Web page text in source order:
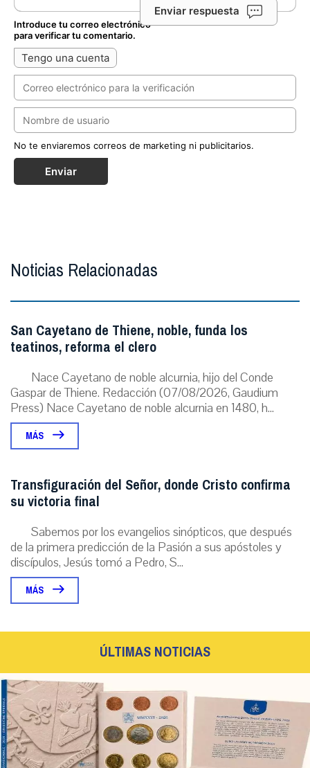
Enviar respuesta
Introduce tu correo electrónico
para verificar tu comentario.
Tengo una cuenta
No te enviaremos correos de marketing ni publicitarios.
Enviar
Noticias Relacionadas
San Cayetano de Thiene, noble, funda los
teatinos, reforma el clero
Nace Cayetano de noble alcurnia, hijo del Conde
Gaspar de Thiene. Redacción (07/08/2026, Gaudium
Press) Nace Cayetano de noble alcurnia en 1480, h...
MÁS
Transfiguración del Señor, donde Cristo confirma
su victoria final
Sabemos por los evangelios sinópticos, que después
de la primera predicción de la Pasión a sus apóstoles y
discípulos, Jesús tomó a Pedro, S...
MÁS
ÚLTIMAS NOTICIAS